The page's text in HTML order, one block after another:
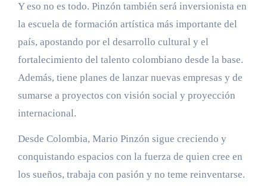
Y eso no es todo. Pinzón también será inversionista en
la escuela de formación artística más importante del
país, apostando por el desarrollo cultural y el
fortalecimiento del talento colombiano desde la base.
Además, tiene planes de lanzar nuevas empresas y de
sumarse a proyectos con visión social y proyección
internacional.
Desde Colombia, Mario Pinzón sigue creciendo y
conquistando espacios con la fuerza de quien cree en
los sueños, trabaja con pasión y no teme reinventarse.